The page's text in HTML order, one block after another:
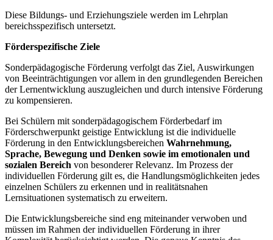
Diese Bildungs- und Erziehungsziele werden im Lehrplan
bereichsspezifisch untersetzt.
Förderspezifische Ziele
Sonderpädagogische Förderung verfolgt das Ziel, Auswirkungen
von Beeinträchtigungen vor allem in den grundlegenden Bereichen
der Lernentwicklung auszugleichen und durch intensive Förderung
zu kompensieren.
Bei Schülern mit sonderpädagogischem Förderbedarf im
Förderschwerpunkt geistige Entwicklung ist die individuelle
Förderung in den Entwicklungsbereichen Wahrnehmung,
Sprache, Bewegung und Denken sowie im emotionalen und
sozialen Bereich von besonderer Relevanz. Im Prozess der
individuellen Förderung gilt es, die Handlungsmöglichkeiten jedes
einzelnen Schülers zu erkennen und in realitätsnahen
Lernsituationen systematisch zu erweitern.
Die Entwicklungsbereiche sind eng miteinander verwoben und
müssen im Rahmen der individuellen Förderung in ihrer